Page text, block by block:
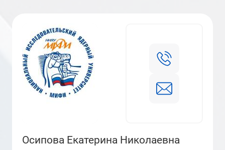
Осипова Екатерина Николаевна